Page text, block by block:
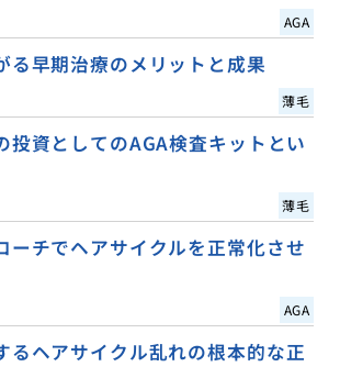
AGA
る早期治療のメリットと成果
薄毛
投資としてのAGA検査キットとい
薄毛
ーチでヘアサイクルを正常化させ
AGA
るヘアサイクル乱れの根本的な正